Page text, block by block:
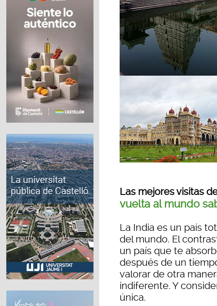
Las mejores visitas
vuelta al mundo
La India es un país
del mundo. El
un país que te
después de un
valorar de otra
indiferente. Y
única.